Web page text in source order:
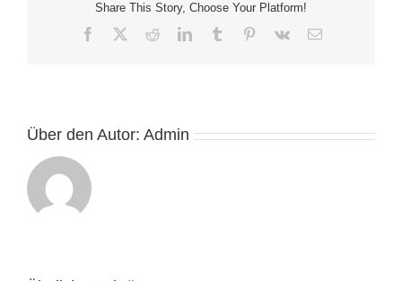
Share This Story, Choose Your Platform!
Facebook RedditLinkedInTumblr Pinterest
Vk
E-
Über den Autor: Admin